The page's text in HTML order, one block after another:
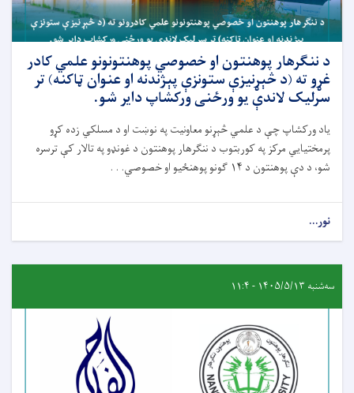
د ننګرهار پوهنتون او خصوصي پوهنتونونو علمي کادر
غړو ته (د څېړنیزې ستونزې پېژندنه او عنوان ټاکنه) تر
سرلیک لاندې یو ورځنی ورکشاپ دایر شو.
یاد ورکشاپ چې د علمي څېړنو معاونیت په نوښت او د مسلکي زده کړو
پرمختیايي مرکز په کوربتوب د ننګرهار پوهنتون د غونډو په تالار کې ترسره
شو، د دې پوهنتون د ۱۴ ګونو پوهنځیو او خصوصي. . .
نور...
سه‌شنبه ۱۴۰۵/۵/۱۳ - ۱۱:۴